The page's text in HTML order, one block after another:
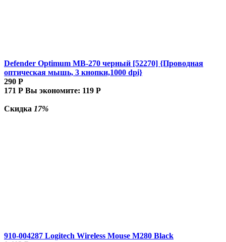
Defender Optimum MB-270 черный [52270] {Проводная
оптическая мышь, 3 кнопки,1000 dpi}
290 Р
171 Р Вы экономите: 119 Р
Скидка 17%
910-004287 Logitech Wireless Mouse M280 Black